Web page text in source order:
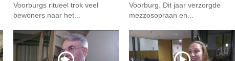
Voorburgs ritueel trok veel
bewoners naar het...
Voorburg. Dit jaar verzorgde
mezzosopraan en...